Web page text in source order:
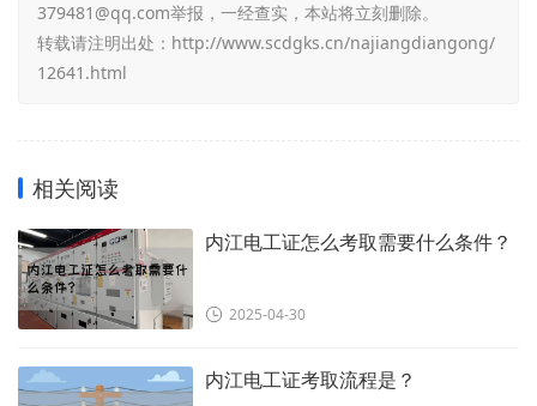
379481@qq.com举报，一经查实，本站将立刻删除。
转载请注明出处： http://www.scdgks.cn/najiangdiangong/
12641.html
相关阅读
内江电工证怎么考取需要什么条件？
2025-04-30
内江电工证考取流程是？